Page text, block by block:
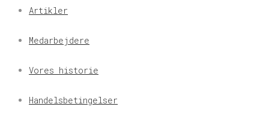
Artikler
Medarbejdere
Vores historie
Handelsbetingelser